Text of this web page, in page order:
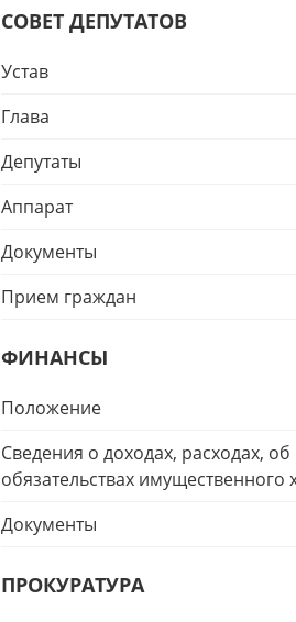
СОВЕТ ДЕПУТАТОВ
Устав
Глава
Депутаты
Аппарат
Документы
Прием граждан
ФИНАНСЫ
Положение
Сведения о доходах, расходах,
обязательствах имущественного
Документы
ПРОКУРАТУРА